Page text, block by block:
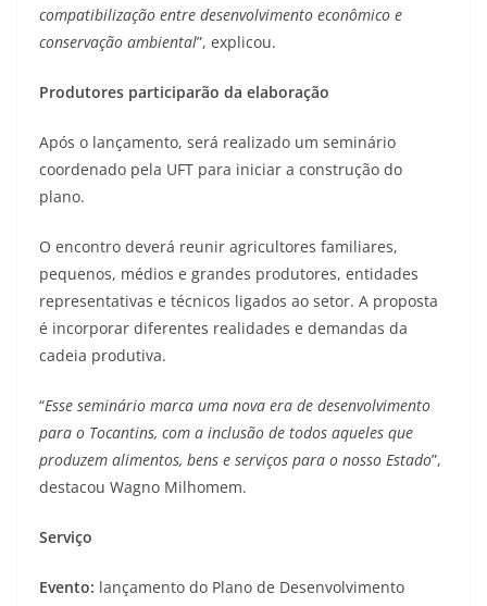
compatibilização entre desenvolvimento econômico e
conservação ambiental”, explicou.
Produtores participarão da elaboração
Após o lançamento, será realizado um seminário
coordenado pela UFT para iniciar a construção do
plano.
O encontro deverá reunir agricultores familiares,
pequenos, médios e grandes produtores, entidades
representativas e técnicos ligados ao setor. A proposta
é incorporar diferentes realidades e demandas da
cadeia produtiva.
“Esse seminário marca uma nova era de desenvolvimento
para o Tocantins, com a inclusão de todos aqueles que
produzem alimentos, bens e serviços para o nosso Estado”,
destacou Wagno Milhomem.
Serviço
Evento: lançamento do Plano de Desenvolvimento